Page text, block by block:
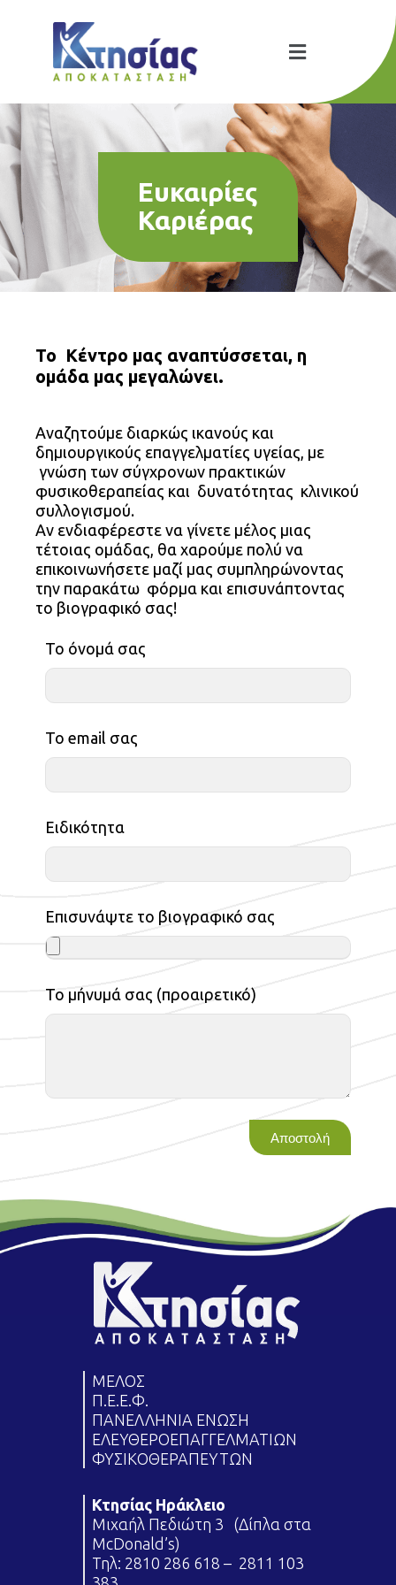
Ευκαιρίες
Καριέρας
Το Κέντρο μας αναπτύσσεται, η
ομάδα μας μεγαλώνει.
Αναζητούμε διαρκώς ικανούς και
δημιουργικούς επαγγελματίες υγείας, με
γνώση των σύγχρονων πρακτικών
φυσικοθεραπείας και δυνατότητας κλινικού
συλλογισμού.
Αν ενδιαφέρεστε να γίνετε μέλος μιας
τέτοιας ομάδας, θα χαρούμε πολύ να
επικοινωνήσετε μαζί μας συμπληρώνοντας
την παρακάτω φόρμα και επισυνάπτοντας
το βιογραφικό σας!
Το όνομά σας
Το email σας
Ειδικότητα
Επισυνάψτε το βιογραφικό σας
Το μήνυμά σας (προαιρετικό)
Αποστολή
ΜΕΛΟΣ
Π.Ε.Ε.Φ.
ΠΑΝΕΛΛΗΝΙΑ ΕΝΩΣΗ
ΕΛΕΥΘΕΡΟΕΠΑΓΓΕΛΜΑΤΙΩΝ
ΦΥΣΙΚΟΘΕΡΑΠΕΥΤΩΝ
Κτησίας Ηράκλειο
Μιχαήλ Πεδιώτη 3 (Δίπλα στα
McDonald’s)
Τηλ: 2810 286 618 – 2811 103